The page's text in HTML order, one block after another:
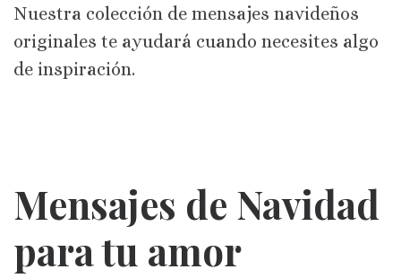
Nuestra colección de mensajes navideños
originales te ayudará cuando necesites algo
de inspiración.
Mensajes de Navidad
para tu amor